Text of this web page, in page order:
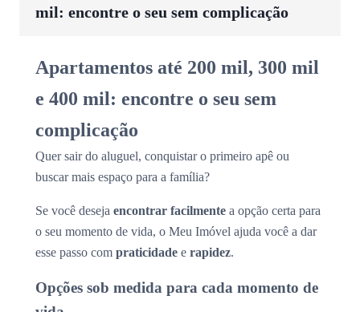
mil: encontre o seu sem complicação
Apartamentos até 200 mil, 300 mil
e 400 mil: encontre o seu sem
complicação
Quer sair do aluguel, conquistar o primeiro apê ou
buscar mais espaço para a família?
Se você deseja encontrar facilmente a opção certa para
o seu momento de vida, o Meu Imóvel ajuda você a dar
esse passo com praticidade e rapidez.
Opções sob medida para cada momento de